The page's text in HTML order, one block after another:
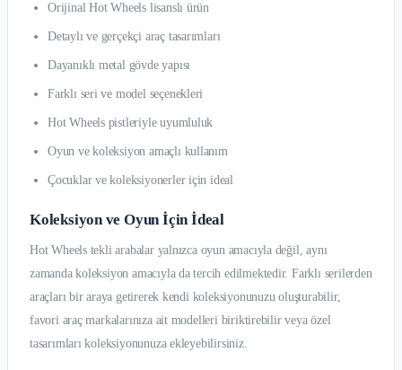
Orijinal Hot Wheels lisanslı ürün
Detaylı ve gerçekçi araç tasarımları
Dayanıklı metal gövde yapısı
Farklı seri ve model seçenekleri
Hot Wheels pistleriyle uyumluluk
Oyun ve koleksiyon amaçlı kullanım
Çocuklar ve koleksiyonerler için ideal
Koleksiyon ve Oyun İçin İdeal
Hot Wheels tekli arabalar yalnızca oyun amacıyla değil, aynı
zamanda koleksiyon amacıyla da tercih edilmektedir. Farklı serilerden
araçları bir araya getirerek kendi koleksiyonunuzu oluşturabilir,
favori araç markalarınıza ait modelleri biriktirebilir veya özel
tasarımları koleksiyonunuza ekleyebilirsiniz.